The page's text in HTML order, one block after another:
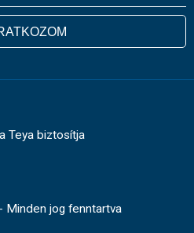
Teya biztosítja
jog fenntartva